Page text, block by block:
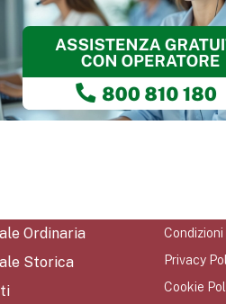
Ordinaria
Storica
Privacy
Cookie